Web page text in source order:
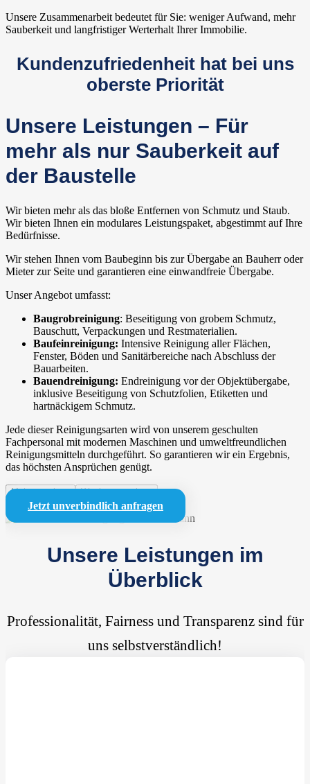
Unsere Zusammenarbeit bedeutet für Sie: weniger Aufwand, mehr
Sauberkeit und langfristiger Werterhalt Ihrer Immobilie.
Kundenzufriedenheit hat bei uns
oberste Priorität
Unsere Leistungen – Für
mehr als nur Sauberkeit auf
der Baustelle
Wir bieten mehr als das bloße Entfernen von Schmutz und Staub.
Wir bieten Ihnen ein modulares Leistungspaket, abgestimmt auf Ihre
Bedürfnisse.
Wir stehen Ihnen vom Baubeginn bis zur Übergabe an Bauherr oder
Mieter zur Seite und garantieren eine einwandfreie Übergabe.
Unser Angebot umfasst:
Baugrobreinigung: Beseitigung von grobem Schmutz,
Bauschutt, Verpackungen und Restmaterialien.
Baufeinreinigung: Intensive Reinigung aller Flächen,
Fenster, Böden und Sanitärbereiche nach Abschluss der
Bauarbeiten.
Bauendreinigung: Endreinigung vor der Objektübergabe,
inklusive Beseitigung von Schutzfolien, Etiketten und
hartnäckigem Schmutz.
Jede dieser Reinigungsarten wird von unserem geschulten
Fachpersonal mit modernen Maschinen und umweltfreundlichen
Reinigungsmitteln durchgeführt. So garantieren wir ein Ergebnis,
das höchsten Ansprüchen genügt.
Mehr anzeigen Weniger anzeigen
Jetzt unverbindlich anfragen
Unsere Leistungen im
Überblick
Professionalität, Fairness und Transparenz sind für
uns selbstverständlich!